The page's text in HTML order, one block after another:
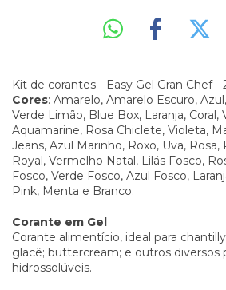
Kit de corantes - Easy Gel Gran Chef -
Cores: Amarelo, Amarelo Escuro,
Verde Limão, Blue Box, Laranja, Coral,
Aquamarine, Rosa Chiclete, Violeta,
Jeans, Azul Marinho, Roxo, Uva,
Royal, Vermelho Natal, Lilás Fosco,
Fosco, Verde Fosco, Azul Fosco,
Pink, Menta e Branco.
Corante em Gel
Corante alimentício, ideal para
glacê; buttercream; e outros diversos
hidrossolúveis.